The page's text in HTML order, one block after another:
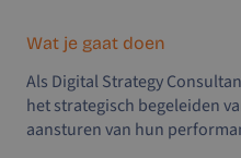
Wat je gaat doen
Als Digital Strategy
het strategisch begeleiden
aansturen van hun